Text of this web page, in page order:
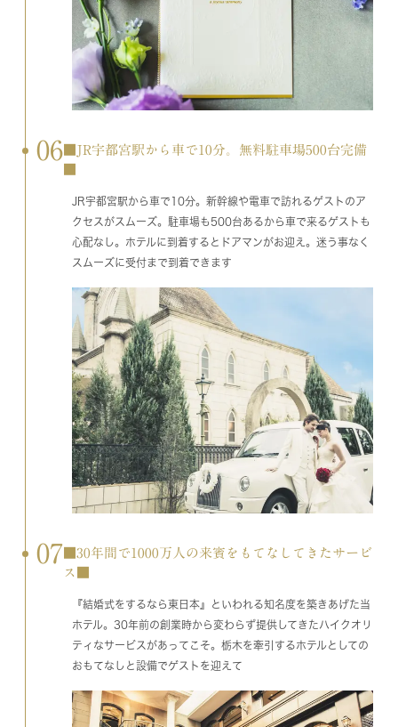
06 ■JR宇都宮駅から車で10分。無料駐車場500台完備
JR宇都宮駅から車で10分。新幹線や電車で訪れるゲストのア
クセスがスムーズ。駐車場も500台あるから車で来るゲストも
心配なし。ホテルに到着するとドアマンがお迎え。迷う事なく
スムーズに受付まで到着できます
07 ■30年間で1000万人の来賓をもてなしてきたサービ
ス■
『結婚式をするなら東日本』といわれる知名度を築きあげた当
ホテル。30年前の創業時から変わらず提供してきたハイクオリ
ティなサービスがあってこそ。栃木を牽引するホテルとしての
おもてなしと設備でゲストを迎えて